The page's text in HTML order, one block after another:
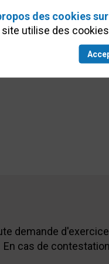
demande
En cas de
des cookies
site utilise des